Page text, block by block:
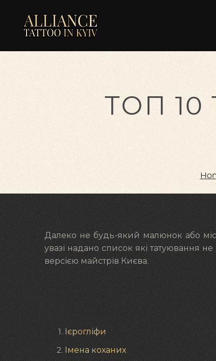
ТОП 10
Далеко не будь-який малюнок або
увазі надано список які татуювання
версією майстрів Києва.
Ієрогліфи
Імена коханих